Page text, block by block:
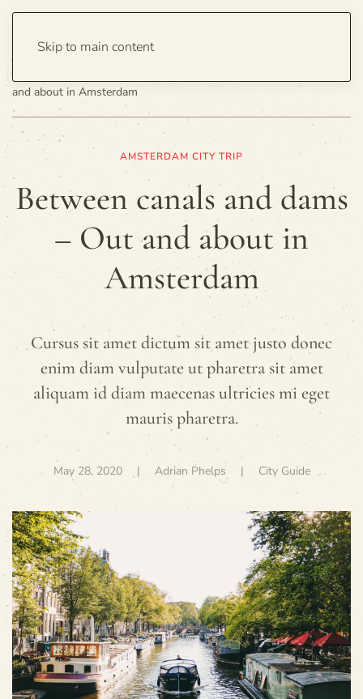
Skip to main content
and about in Amsterdam
AMSTERDAM CITY TRIP
Between canals and dams
– Out and about in
Amsterdam
Cursus sit amet dictum sit amet justo donec
enim diam vulputate ut pharetra sit amet
aliquam id diam maecenas ultricies mi eget
mauris pharetra.
May 28, 2020| Adrian Phelps | City Guide